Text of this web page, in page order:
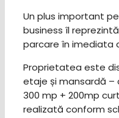
Un plus important
business îl
parcare în imediata
Proprietatea este
etaje și mansardă –
300 mp + 200mp
realizată conform